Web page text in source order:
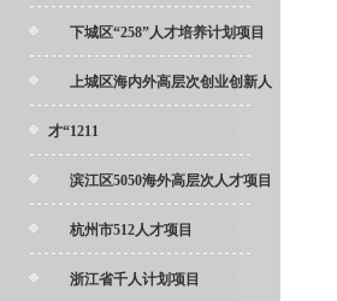
下城区“258”人才培养计划项目
上城区海内外高层次创业创新人
才“1211
滨江区5050海外高层次人才项目
杭州市512人才项目
浙江省千人计划项目